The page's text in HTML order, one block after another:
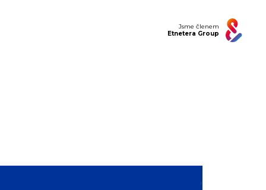
Jsme členem
Etnetera Group